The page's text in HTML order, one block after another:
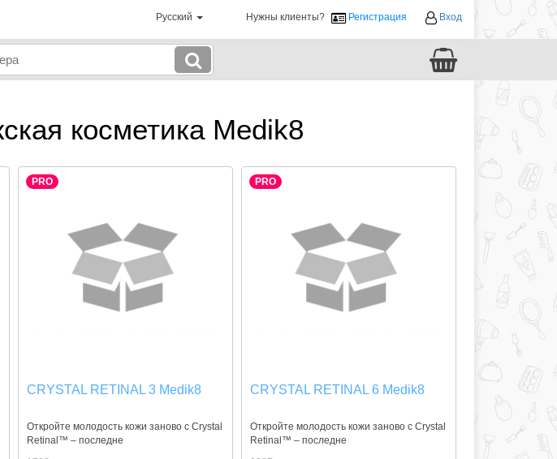
Русский Нужны клиенты? Регистрация Вход
косметика Medik8
PRO
CRYSTAL RETINAL 3 Medik8
Откройте молодость кожи заново с Crystal
Retinal™ – последне
PRO
CRYSTAL RETINAL 6 Medik8
Откройте молодость кожи заново с Crystal
Retinal™ – последне